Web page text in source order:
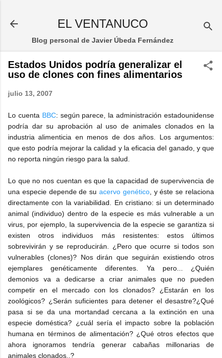
EL VENTANUCO
Blog personal de Javier Úbeda Fernández
Estados Unidos podría generalizar el
uso de clones con fines alimentarios
julio 13, 2007
Lo cuenta BBC: según parece, la administración estadounidense
podría dar su aprobación al uso de animales clonados en la
industria alimenticia en menos de dos años. Los argumentos:
que esto podría mejorar la calidad y la eficacia del ganado, y que
no reporta ningún riesgo para la salud.
Lo que no nos cuentan es que la capacidad de supervivencia de
una especie depende de su acervo genético, y éste se relaciona
directamente con la variabilidad. En cristiano: si un determinado
animal (individuo) dentro de la especie es más vulnerable a un
virus, por ejemplo, la supervivencia de la especie se garantiza si
existen otros individuos más resistentes: estos últimos
sobrevivirán y se reproducirán. ¿Pero que ocurre si todos son
vulnerables (clones)? Nos dirán que seguirán existiendo otros
ejemplares genéticamente diferentes. Ya pero... ¿Quién
demonios va a dedicarse a criar animales que no pueden
competir en el mercado con los clonados? ¿Estarán en los
zoológicos? ¿Serán suficientes para detener el desastre?¿Qué
pasa si se da una mortandad cercana a la extinción en una
especie doméstica? ¿cuál sería el impacto sobre la población
humana en términos de alimentación? ¿Qué otros efectos que
ahora ignoramos tendría generar cabañas millonarias de
animales clonados..?